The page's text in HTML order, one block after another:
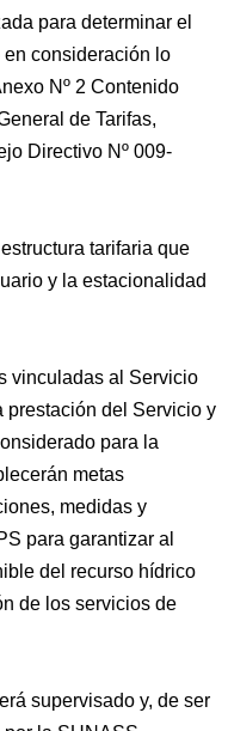
para determinar el
consideración lo
Nº 2 Contenido
de Tarifas,
Directivo Nº 009-
tarifaria que
y la estacionalidad
vinculadas al Servicio
prestación del Servicio y
para la
metas
medidas y
para garantizar al
del recurso hídrico
de los servicios de
supervisado y, de ser